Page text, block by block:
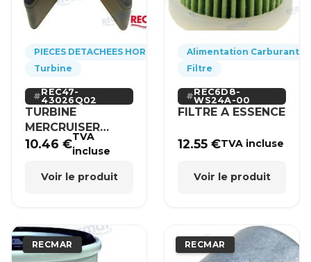
PIECES DETACHEES HORS-BORD
Turbine
REC47-
43026Q02
TURBINE
MERCRUISER
MERCURY BRP
10.46€TVA
incluse
Voir le produit
Alimentation Carburant
Filtre
REC6D8-
WS24A-00
FILTRE A ESSENCE
12.55€TVA incluse
Voir le produit
RECMAR RECMAR